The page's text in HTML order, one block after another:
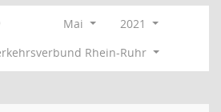
Mai
2021
Rhein-Ruhr